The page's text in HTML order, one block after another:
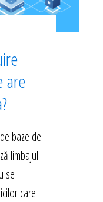
are
baze de
limbajul
se
care